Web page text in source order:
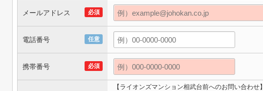
必須
メールアドレス
任意
電話番号
必須
携帯番号
【ライオンズマンション相武台前へのお問い合わせ】